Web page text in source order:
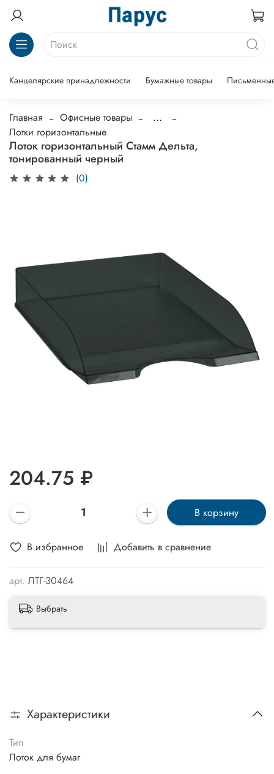
Канцелярские принадлежности Бумажные товары
Главная Офисные товары
...
Лотки горизонтальные
Лоток горизонтальный Стамм Дельта,
тонированный черный
(0)
В избранное Добавить в сравнение
арт. ЛТГ-30464
204.75 ₽
В корзину
Выбрать
Характеристики
Тип
Лоток для бумаг